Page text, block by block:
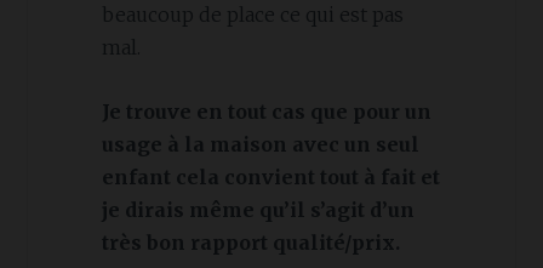
beaucoup de place ce qui est pas
mal.
Je trouve en tout cas que pour un
usage à la maison avec un seul
enfant cela convient tout à fait et
je dirais même qu’il s’agit d’un
très bon rapport qualité/prix.